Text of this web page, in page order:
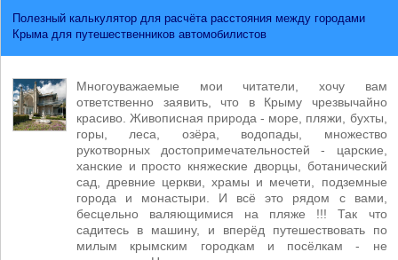
Полезный калькулятор для расчёта расстояния между городами
Крыма для путешественников автомобилистов
Многоуважаемые мои читатели, хочу вам
ответственно заявить, что в Крыму чрезвычайно
красиво. Живописная природа - море, пляжи, бухты,
горы, леса, озёра, водопады, множество
рукотворных достопримечательностей - царские,
ханские и просто княжеские дворцы, ботанический
сад, древние церкви, храмы и мечети, подземные
города и монастыри. И всё это рядом с вами,
бесцельно валяющимися на пляже !!! Так что
садитесь в машину, и вперёд путешествовать по
милым крымским городкам и посёлкам - не